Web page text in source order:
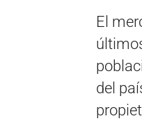
El
del